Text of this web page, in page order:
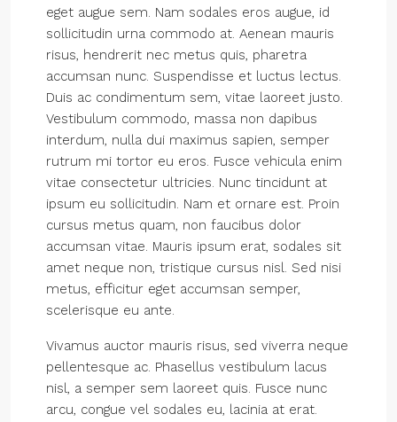
eget augue sem. Nam sodales eros augue, id
sollicitudin urna commodo at. Aenean mauris
risus, hendrerit nec metus quis, pharetra
accumsan nunc. Suspendisse et luctus lectus.
Duis ac condimentum sem, vitae laoreet justo.
Vestibulum commodo, massa non dapibus
interdum, nulla dui maximus sapien, semper
rutrum mi tortor eu eros. Fusce vehicula enim
vitae consectetur ultricies. Nunc tincidunt at
ipsum eu sollicitudin. Nam et ornare est. Proin
cursus metus quam, non faucibus dolor
accumsan vitae. Mauris ipsum erat, sodales sit
amet neque non, tristique cursus nisl. Sed nisi
metus, efficitur eget accumsan semper,
scelerisque eu ante.
Vivamus auctor mauris risus, sed viverra neque
pellentesque ac. Phasellus vestibulum lacus
nisl, a semper sem laoreet quis. Fusce nunc
arcu, congue vel sodales eu, lacinia at erat.